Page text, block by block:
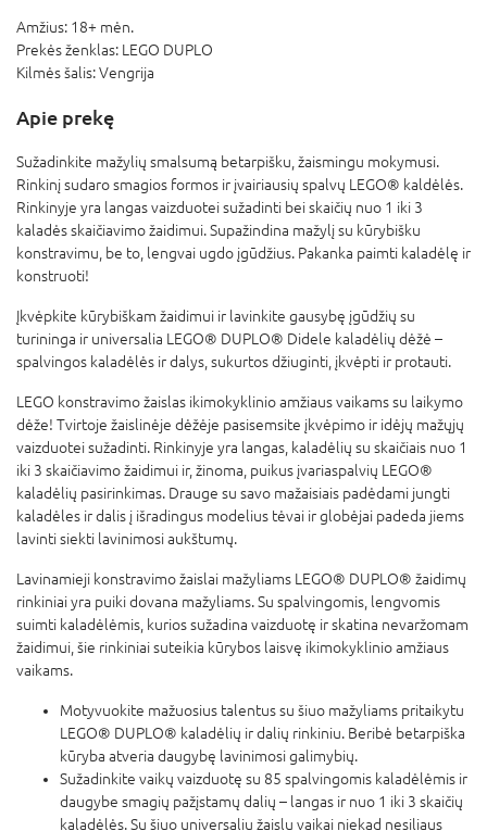
Amžius: 18+ mėn.
Prekės ženklas: LEGO DUPLO
Kilmės šalis:Vengrija
Apie prekę
Sužadinkite mažylių smalsumą betarpišku, žaismingu mokymusi.
Rinkinį sudaro smagios formos ir įvairiausių spalvų LEGO® kaldėlės.
Rinkinyje yra langas vaizduotei sužadinti bei skaičių nuo 1 iki 3
kaladės skaičiavimo žaidimui. Supažindina mažylį su kūrybišku
konstravimu, be to, lengvai ugdo įgūdžius. Pakanka paimti kaladėlę ir
konstruoti!
Įkvėpkite kūrybiškam žaidimui ir lavinkite gausybę įgūdžių su
turininga ir universalia LEGO® DUPLO® Didele kaladėlių dėžė –
spalvingos kaladėlės ir dalys, sukurtos džiuginti, įkvėpti ir protauti.
LEGO konstravimo žaislas ikimokyklinio amžiaus vaikams su laikymo
dėže! Tvirtoje žaislinėje dėžėje pasisemsite įkvėpimo ir idėjų mažųjų
vaizduotei sužadinti. Rinkinyje yra langas, kaladėlių su skaičiais nuo 1
iki 3 skaičiavimo žaidimui ir, žinoma, puikus įvariaspalvių LEGO®
kaladėlių pasirinkimas. Drauge su savo mažaisiais padėdami jungti
kaladėles ir dalis į išradingus modelius tėvai ir globėjai padeda jiems
lavinti siekti lavinimosi aukštumų.
Lavinamieji konstravimo žaislai mažyliams LEGO® DUPLO® žaidimų
rinkiniai yra puiki dovana mažyliams. Su spalvingomis, lengvomis
suimti kaladėlėmis, kurios sužadina vaizduotę ir skatina nevaržomam
žaidimui, šie rinkiniai suteikia kūrybos laisvę ikimokyklinio amžiaus
vaikams.
Motyvuokite mažuosius talentus su šiuo mažyliams pritaikytu
LEGO® DUPLO® kaladėlių ir dalių rinkiniu. Beribė betarpiška
kūryba atveria daugybę lavinimosi galimybių.
Sužadinkite vaikų vaizduotę su 85 spalvingomis kaladėlėmis ir
daugybe smagių pažįstamų dalių – langas ir nuo 1 iki 3 skaičių
kaladėlės. Su šiuo universaliu žaislu vaikai niekad nesiliaus